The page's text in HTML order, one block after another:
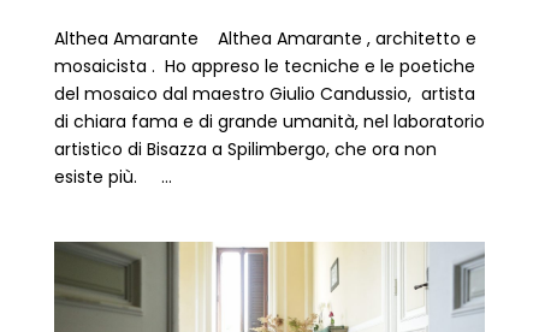
Althea Amarante Althea Amarante , architetto e
mosaicista . Ho appreso le tecniche e le poetiche
del mosaico dal maestro Giulio Candussio, artista
di chiara fama e di grande umanità, nel laboratorio
artistico di Bisazza a Spilimbergo, che ora non
esiste più. ...